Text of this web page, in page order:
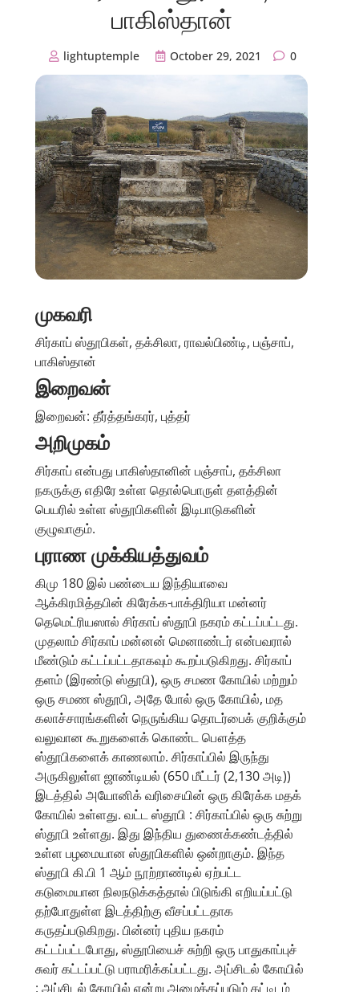
பாகிஸ்தான்
lightuptemple October 29, 2021 0
முகவரி
சிர்காப் ஸ்தூபிகள், தக்சிலா, ராவல்பிண்டி, பஞ்சாப்,
பாகிஸ்தான்
இறைவன்
இறைவன்: தீர்த்தங்கரர், புத்தர்
அறிமுகம்
சிர்காப் என்பது பாகிஸ்தானின் பஞ்சாப், தக்சிலா
நகருக்கு எதிரே உள்ள தொல்பொருள் தளத்தின்
பெயரில் உள்ள ஸ்தூபிகளின் இடிபாடுகளின்
குழுவாகும்.
புராண முக்கியத்துவம்
கிமு 180 இல் பண்டைய இந்தியாவை
ஆக்கிரமித்தபின் கிரேக்க-பாக்திரியா மன்னர்
தெமெட்ரியஸால் சிர்காப் ஸ்தூபி நகரம் கட்டப்பட்டது.
முதலாம் சிர்காப் மன்னன் மெனாண்டர் என்பவரால்
மீண்டும் கட்டப்பட்டதாகவும் கூறப்படுகிறது. சிர்காப்
தளம் (இரண்டு ஸ்தூபி), ஒரு சமண கோயில் மற்றும்
ஒரு சமண ஸ்தூபி, அதே போல் ஒரு கோயில், மத
கலாச்சாரங்களின் நெருங்கிய தொடர்பைக் குறிக்கும்
வலுவான கூறுகளைக் கொண்ட பௌத்த
ஸ்தூபிகளைக் காணலாம். சிர்காப்பில் இருந்து
அருகிலுள்ள ஜாண்டியல் (650 மீட்டர் (2,130 அடி))
இடத்தில் அயோனிக் வரிசையின் ஒரு கிரேக்க மதக்
கோயில் உள்ளது. வட்ட ஸ்தூபி : சிர்காப்பில் ஒரு சுற்று
ஸ்தூபி உள்ளது. இது இந்திய துணைக்கண்டத்தில்
உள்ள பழமையான ஸ்தூபிகளில் ஒன்றாகும். இந்த
ஸ்தூபி கி.பி 1 ஆம் நூற்றாண்டில் ஏற்பட்ட
கடுமையான நிலநடுக்கத்தால் பிடுங்கி எறியப்பட்டு
தற்போதுள்ள இடத்திற்கு வீசப்பட்டதாக
கருதப்படுகிறது. பின்னர் புதிய நகரம்
கட்டப்பட்டபோது, ஸ்தூபியைச் சுற்றி ஒரு பாதுகாப்புச்
சுவர் கட்டப்பட்டு பராமரிக்கப்பட்டது. அப்சிடல் கோயில்
: அப்சிடல் கோயில் என்று அழைக்கப்படும் கட்டிடம்